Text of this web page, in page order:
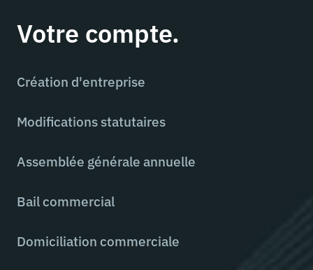
Votre compte.
Création d'entreprise
Modifications statutaires
Assemblée générale annuelle
Bail commercial
Domiciliation commerciale